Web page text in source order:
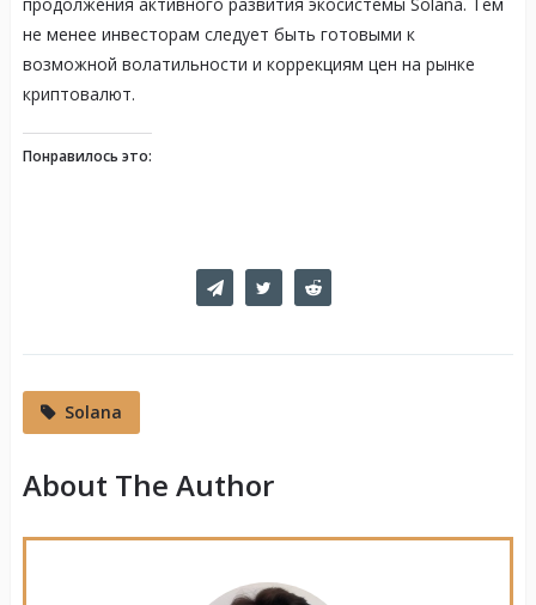
не менее инвесторам следует быть готовыми к
возможной волатильности и коррекциям цен на рынке
криптовалют.
Понравилось это:
Solana
About The Author